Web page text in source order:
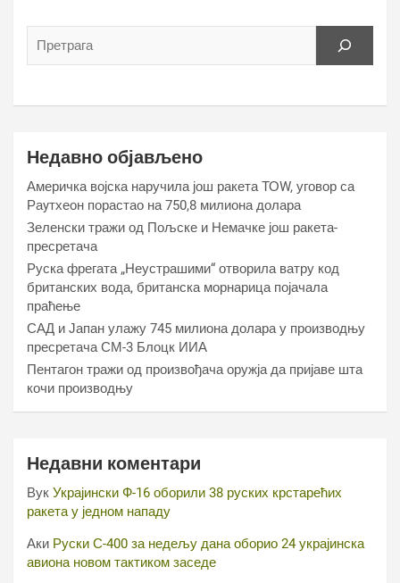
Недавно објављено
Америчка војска наручила још ракета ТОW, уговор са
Раyтхеон порастао на 750,8 милиона долара
Зеленски тражи од Пољске и Немачке још ракета-
пресретача
Руска фрегата „Неустрашими“ отворила ватру код
британских вода, британска морнарица појачала
праћење
САД и Јапан улажу 745 милиона долара у производњу
пресретача СМ-3 Блоцк ИИА
Пентагон тражи од произвођача оружја да пријаве шта
кочи производњу
Недавни коментари
Вук Украјински Ф-16 оборили 38 руских крстарећих
ракета у једном нападу
Аки Руски С-400 за недељу дана оборио 24 украјинска
авиона новом тактиком заседе